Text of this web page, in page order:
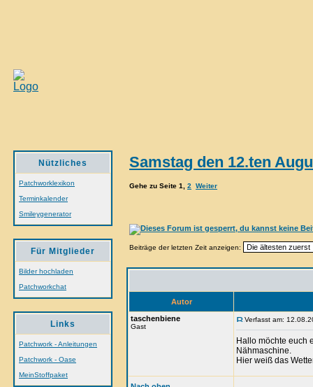
Nützliches
Patchworklexikon
Terminkalender
Smileygenerator
Für Mitglieder
Bilder hochladen
Patchworkchat
Links
Patchwork - Anleitungen
Patchwork - Oase
MeinStoffpaket
Samstag den 12.ten
Gehe zu Seite 1 2 Weiter
Beiträge der letzten Zeit anzeigen:
Autor
taschenbiene
Gast
Verfasst am:
Hallo möchte euch
Nähmaschine.
Hier weiß das